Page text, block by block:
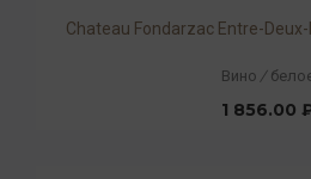
Chateau Fondarzac Entre-
Вино /
1 856.00